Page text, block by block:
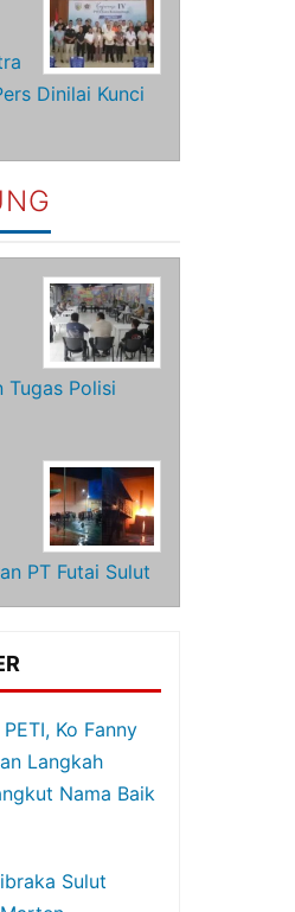
Dinilai Kunci
Tugas Polisi
PT Futai Sulut
Ko Fanny
Langkah
Nama Baik
Sulut